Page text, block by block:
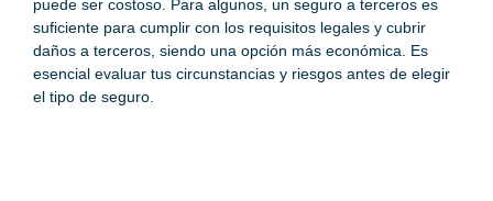
puede ser costoso. Para algunos, un seguro a terceros es
suficiente para cumplir con los requisitos legales y cubrir
daños a terceros, siendo una opción más económica. Es
esencial evaluar tus circunstancias y riesgos antes de elegir
el tipo de seguro.